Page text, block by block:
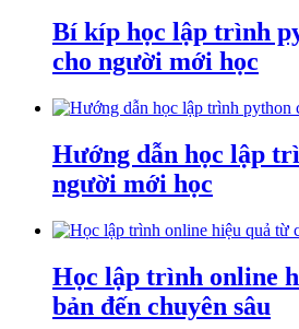
Bí kíp học lập trình
cho người mới học
Hướng dẫn học lập
người mới học
Học lập trình online
bản đến chuyên sâu